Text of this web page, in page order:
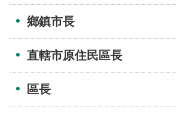
鄉鎮市長
直轄市原住民區長
區長